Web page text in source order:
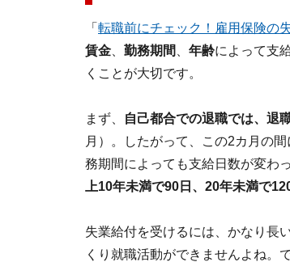
「 転職前にチェック！雇用保険の
賃金
勤務期間 年齢によって支
くことが大切です。
まず、 自己都合での退職では、退
月）。したがって、この2カ月の
務期間によっても支給日数が変わ
上10年未満で90日、20年未満で
失業給付を受けるには、かなり長
くり就職活動ができませんよね。